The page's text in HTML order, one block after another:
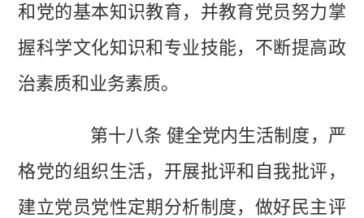
和党的基本知识教育，并教育党员努力掌
握科学文化知识和专业技能，不断提高政
治素质和业务素质。
第十八条 健全党内生活制度，严
格党的组织生活，开展批评和自我批评，
建立党员党性定期分析制度，做好民主评